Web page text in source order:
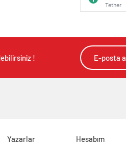
Tether
!
Yazarlar
Hesabım